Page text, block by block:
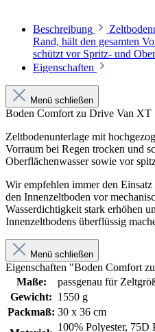
Beschreibung
Rand, hält den gesamten
schützt vor Spritz- und
Eigenschaften
Menü schließen
Boden Comfort zu Drive Van XT
Zeltbodenunterlage mit
Vorraum bei Regen trocken und
Oberflächenwasser sowie vor
Wir empfehlen immer den
den Innenzeltboden vor
Wasserdichtigkeit stark erhöhen
Innenzeltbodens überflüssig
Menü schließen
Eigenschaften "Boden Comfort
Maße:
passgenau für
Gewicht: 1550 g
Packmaß: 30 x 36 cm
100% Polyester, 75D